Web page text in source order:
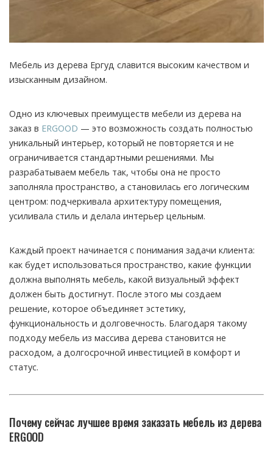
Мебель из дерева Ергуд славится высоким качеством и
изысканным дизайном.
Одно из ключевых преимуществ мебели из дерева на
заказ в ERGOOD — это возможность создать полностью
уникальный интерьер, который не повторяется и не
ограничивается стандартными решениями. Мы
разрабатываем мебель так, чтобы она не просто
заполняла пространство, а становилась его логическим
центром: подчеркивала архитектуру помещения,
усиливала стиль и делала интерьер цельным.
Каждый проект начинается с понимания задачи клиента:
как будет использоваться пространство, какие функции
должна выполнять мебель, какой визуальный эффект
должен быть достигнут. После этого мы создаем
решение, которое объединяет эстетику,
функциональность и долговечность. Благодаря такому
подходу мебель из массива дерева становится не
расходом, а долгосрочной инвестицией в комфорт и
статус.
Почему сейчас лучшее время заказать мебель из дерева
ERGOOD